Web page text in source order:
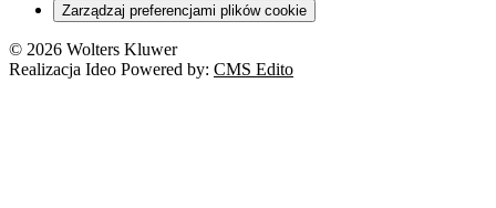
Zarządzaj preferencjami plików cookie
© 2026 Wolters Kluwer
Realizacja Ideo Powered by: CMS Edito